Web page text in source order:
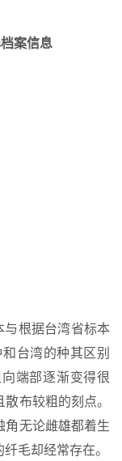
案信息
与根据台湾省标本
和台湾的种其区别
端部逐渐变得很
布较粗的刻点。
无论雌雄都着生
毛却经常存在。